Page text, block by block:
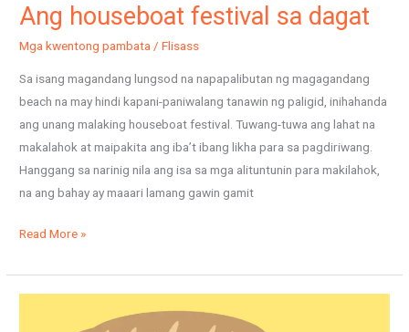
Ang houseboat festival sa dagat
Mga kwentong pambata /Flisass
Sa isang magandang lungsod na napapalibutan ng magagandang
beach na may hindi kapani-paniwalang tanawin ng paligid, inihahanda
ang unang malaking houseboat festival. Tuwang-tuwa ang lahat na
makalahok at maipakita ang iba’t ibang likha para sa pagdiriwang.
Hanggang sa narinig nila ang isa sa mga alituntunin para makilahok,
na ang bahay ay maaari lamang gawin gamit
Read More »